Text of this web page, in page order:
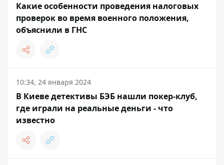
Какие особенности проведения налоговых
проверок во время военного положения,
объяснили в ГНС
10:34, 24 января 2024
В Киеве детективы БЭБ нашли покер-клуб,
где играли на реальные деньги - что
известно